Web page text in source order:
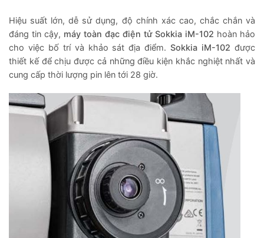
Hiệu suất lớn, dễ sử dụng, độ chính xác cao, chắc chắn và
đáng tin cậy, máy toàn đạc điện tử Sokkia iM-102 hoàn hảo
cho việc bố trí và khảo sát địa điểm.Sokkia iM-102được
thiết kế để chịu được cả những điều kiện khắc nghiệt nhất và
cung cấp thời lượng pin lên tới 28 giờ.